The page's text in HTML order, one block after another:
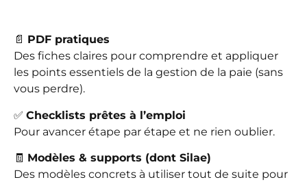
📄 PDF pratiques
Des fiches claires pour comprendre et appliquer
les points essentiels de la gestion de la paie (sans
vous perdre).
✅ Checklists prêtes à l’emploi
Pour avancer étape par étape et ne rien oublier.
🧾 Modèles & supports (dont Silae)
Des modèles concrets à utiliser tout de suite pour